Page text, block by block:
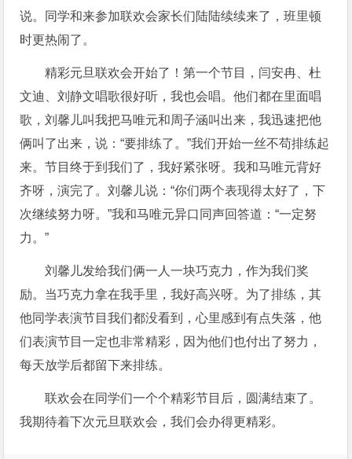
说。同学和来参加联欢会家长们陆陆续续来了，班里顿
时更热闹了。
精彩元旦联欢会开始了！第一个节目，闫安冉、杜
文迪、刘静文唱歌很好听，我也会唱。他们都在里面唱
歌，刘馨儿叫我把马唯元和周子涵叫出来，我迅速把他
俩叫了出来，说：“要排练了。”我们开始一丝不苟排练起
来。节目终于到我们了，我好紧张呀。我和马唯元背好
齐呀，演完了。刘馨儿说：“你们两个表现得太好了，下
次继续努力呀。”我和马唯元异口同声回答道：“一定努
力。”
刘馨儿发给我们俩一人一块巧克力，作为我们奖
励。当巧克力拿在我手里，我好高兴呀。为了排练，其
他同学表演节目我们都没看到，心里感到有点失落，他
们表演节目一定也非常精彩，因为他们也付出了努力，
每天放学后都留下来排练。
联欢会在同学们一个个精彩节目后，圆满结束了。
我期待着下次元旦联欢会，我们会办得更精彩。